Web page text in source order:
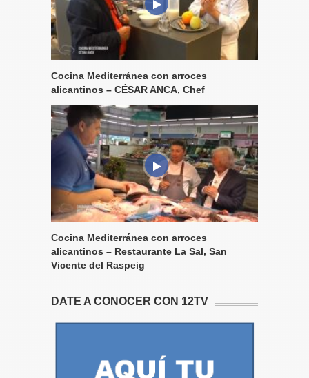
Cocina Mediterránea con arroces
alicantinos – CÉSAR ANCA, Chef
Cocina Mediterránea con arroces
alicantinos – Restaurante La Sal, San
Vicente del Raspeig
DATE A CONOCER CON 12TV